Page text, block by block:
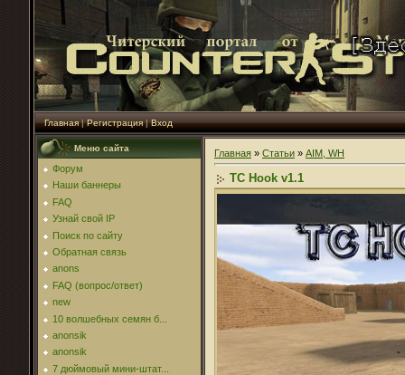
Главная|Регистрация|Вход
Меню сайта
Форум
Наши баннеры
FAQ
Узнай свой IP
Поиск по сайту
Обратная связь
anons
FAQ (вопрос/ответ)
new
10 волшебных семян б...
anonsik
anonsik
7 дюймовый мини-штат...
Главная » Статьи » AIM, WH
TC Hook v1.1